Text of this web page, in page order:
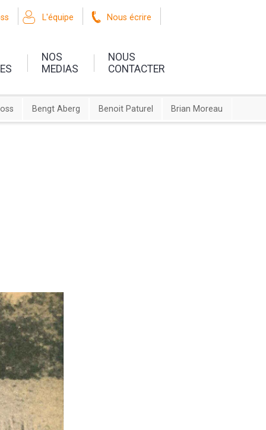
L'équipe Nous écrire
NOS
MEDIAS
NOUS
CONTACTER
Bengt Aberg Benoit Paturel Brian Moreau